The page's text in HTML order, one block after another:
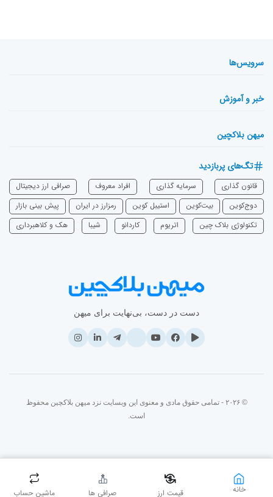
خانه قیمت ارز صرافی ها ماشین حساب
سرویس‌ها
خبر و آموزش
میهن بلاکچین
تگ‌های پربازدید
قانون گذاری سرمایه‌ گذاری افراد معروف
صرافی ارز دیجیتال
دوج‌کوین
بیت‌کوین استیبل کوین رمزارز در ایران
پیش بینی بازار
تکنولوژی بلاک چین
اتریوم ‌کاردانو شیبا هک و کلاهبرداری
دست در دست، بی‌نهایت برای میهن
© ۲۰۲۶ - تمامی حقوق مادی و معنوی این وبسایت نزد میهن بلاکچین محفوظ
است.